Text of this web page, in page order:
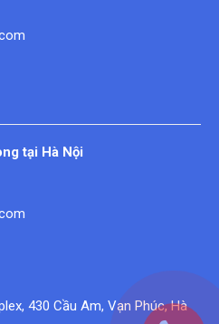
tại Hà Nội
430 Cầu Am, Vạn Phúc, Hà